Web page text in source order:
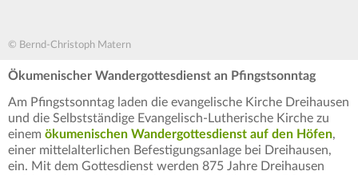
© Bernd-Christoph Matern
Ökumenischer Wandergottesdienst an Pfingstsonntag
Am Pfingstsonntag laden die evangelische Kirche Dreihausen
und die Selbstständige Evangelisch-Lutherische Kirche zu
einem ökumenischen Wandergottesdienst auf den Höfen,
einer mittelalterlichen Befestigungsanlage bei Dreihausen,
ein. Mit dem Gottesdienst werden 875 Jahre Dreihausen